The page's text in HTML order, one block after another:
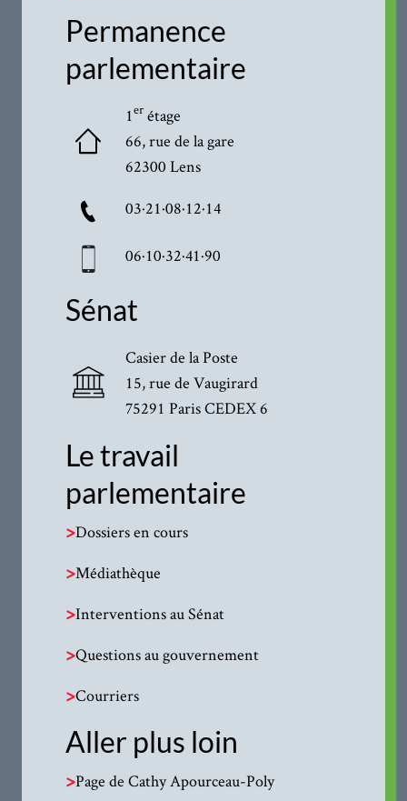
Permanence
parlementaire
1erétage
66, rue de la gare
62300 Lens
03·21·08·12·14
06·10·32·41·90
Sénat
Casier de la Poste
15, rue de Vaugirard
75291 Paris CEDEX 6
Le travail
parlementaire
>Dossiers en cours
>Médiathèque
>Interventions au Sénat
>Questions au gouvernement
>Courriers
Aller plus loin
>Page de Cathy Apourceau-Poly